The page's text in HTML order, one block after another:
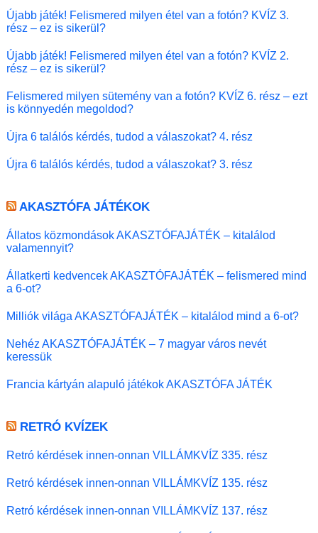
Újabb játék! Felismered milyen étel van a fotón? KVÍZ 3.
rész – ez is sikerül?
Újabb játék! Felismered milyen étel van a fotón? KVÍZ 2.
rész – ez is sikerül?
Felismered milyen sütemény van a fotón? KVÍZ 6. rész – ezt
is könnyedén megoldod?
Újra 6 találós kérdés, tudod a válaszokat? 4. rész
Újra 6 találós kérdés, tudod a válaszokat? 3. rész
AKASZTÓFA JÁTÉKOK
Állatos közmondások AKASZTÓFAJÁTÉK – kitalálod
valamennyit?
Állatkerti kedvencek AKASZTÓFAJÁTÉK – felismered mind
a 6-ot?
Milliók világa AKASZTÓFAJÁTÉK – kitalálod mind a 6-ot?
Nehéz AKASZTÓFAJÁTÉK – 7 magyar város nevét
keressük
Francia kártyán alapuló játékok AKASZTÓFA JÁTÉK
RETRÓ KVÍZEK
Retró kérdések innen-onnan VILLÁMKVÍZ 335. rész
Retró kérdések innen-onnan VILLÁMKVÍZ 135. rész
Retró kérdések innen-onnan VILLÁMKVÍZ 137. rész